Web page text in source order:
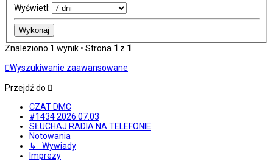
Wyświetl:
Znaleziono 1 wynik • Strona 1 z 1
Wyszukiwanie zaawansowane
Przejdź do
CZAT DMC
#1434 2026.07.03
SŁUCHAJ RADIA NA TELEFONIE
Notowania
↳ Wywiady
Imprezy